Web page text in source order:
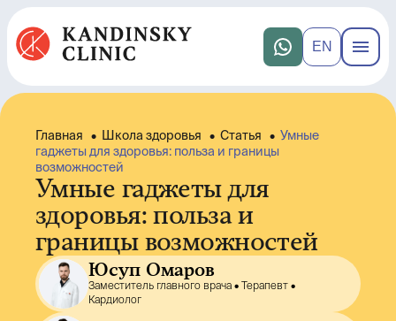
EN
Главная • Школа здоровья • Статья • Умные
гаджеты для здоровья: польза и границы
возможностей
Умные гаджеты для
здоровья: польза и
границы возможностей
Юсуп Омаров
Заместитель главного врача •
Терапевт •
Кардиолог